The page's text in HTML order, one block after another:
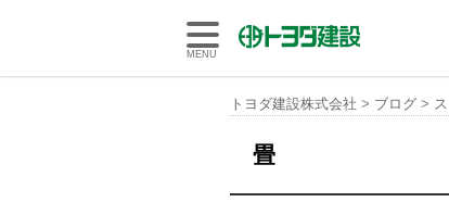
トヨダ建設株式会社
MENU
トヨダ建設株式会社 > ブログ >
畳